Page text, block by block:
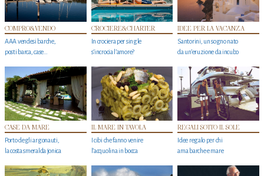
COMPRO&VENDO
AAA vendesi barche,
posti barca, case…
CROCIERE&CHARTER
In crociera per single
s'incrocia l’amore?
IDEE PER LA VACANZA
Santorini, un sogno nato
da un’eruzione da incubo
CASE DA MARE
Porto degli argonauti,
la costa smeralda jonica
IL MARE IN TAVOLA
I cibi che fanno venire
l’acquolina in bocca
REGALI SOTTO IL SOLE
Idee regalo per chi
ama barche e mare